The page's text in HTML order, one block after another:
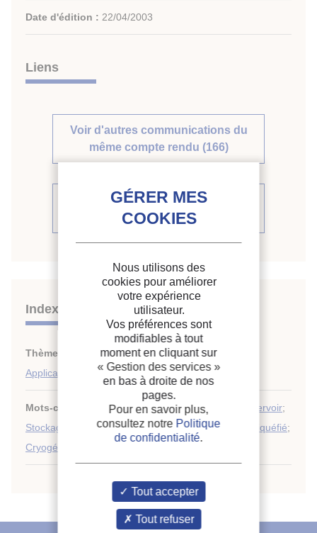
Date d'édition : 22/04/2003
Liens
Voir d'autres communications du
même compte rendu (166)
Voir le compte rendu de la
conférence
Indexation
Thèmes : Liquéfaction et séparation des gaz
Applications des gaz liquéfiés
Mots-clés : Stratification;Transfert de chaleur Réservoir;
Stockage
Performance;Paramètre;Pression Gaz liquéfié;
Cryogénie
Nous utilisons des
cookies pour améliorer
votre expérience
utilisateur.
Vos préférences sont
modifiables à tout
moment en cliquant sur
« Gestion des services »
en bas à droite de nos
pages.
Pour en savoir plus,
consultez notre Politique
de confidentialité.
Tout accepter
Tout refuser